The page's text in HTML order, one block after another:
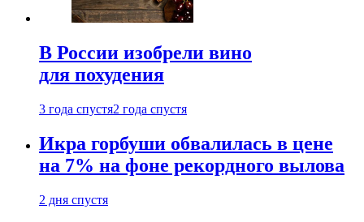
В России изобрели вино
для похудения
3 года спустя2 года спустя
Икра горбуши обвалилась в цене
на 7% на фоне рекордного вылова
2 дня спустя